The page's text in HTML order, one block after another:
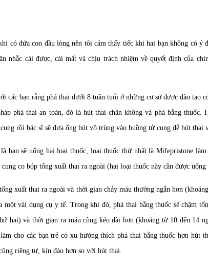
có đứa con đầu lòng nên tôi cảm thấy tiếc khi hai bạn không có
nhắc cái được, cái mất và chịu trách nhiệm về quyết định của
các bạn rằng phá thai dưới 8 tuần tuổi ở những cơ sở được đào tạo
phá thai an toàn, đó là hút thai chân không và phá bằng thuốc.
rồi bác sĩ sẽ đưa ống hút vô trùng vào buồng tử cung để hút thai
bạn sẽ uống hai loại thuốc, loại thuốc thứ nhất là Mifepristone
co bóp tống xuất thai ra ngoài (hai loại thuốc này cần được uống
xuất thai ra ngoài và thời gian chảy máu thường ngắn hơn
một vài dụng cụ y tế. Trong khi đó, phá thai bằng thuốc sẽ chậm
hai) và thời gian ra máu cũng kéo dài hơn (khoảng từ 10 đến 14
cho các bạn trẻ có xu hướng thích phá thai bằng thuốc hơn hút
riêng tư, kín đáo hơn so với hút thai.